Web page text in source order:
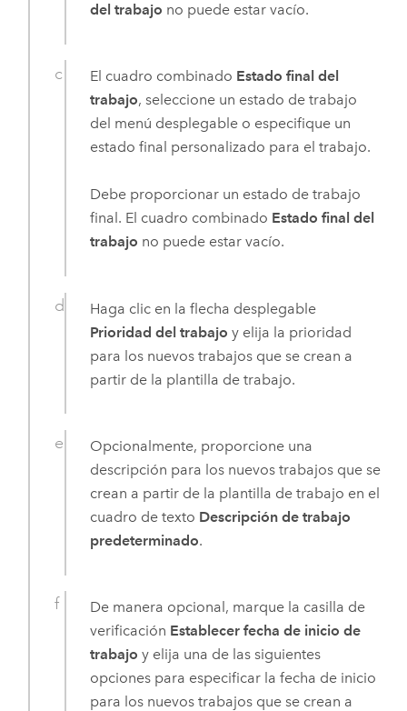
del trabajo no puede estar vacío.
El cuadro combinado Estado final del
trabajo, seleccione un estado de trabajo
del menú desplegable o especifique un
estado final personalizado para el trabajo.
Debe proporcionar un estado de trabajo
final. El cuadro combinado Estado final del
trabajo no puede estar vacío.
Haga clic en la flecha desplegable
Prioridad del trabajo y elija la prioridad
para los nuevos trabajos que se crean a
partir de la plantilla de trabajo.
Opcionalmente, proporcione una
descripción para los nuevos trabajos que se
crean a partir de la plantilla de trabajo en el
cuadro de texto Descripción de trabajo
predeterminado.
De manera opcional, marque la casilla de
verificación Establecer fecha de inicio de
trabajo y elija una de las siguientes
opciones para especificar la fecha de inicio
para los nuevos trabajos que se crean a